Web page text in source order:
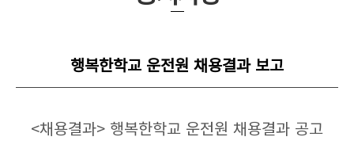
행복한학교 운전원 채용결과 보고
<채용결과> 행복한학교 운전원 채용결과 공고